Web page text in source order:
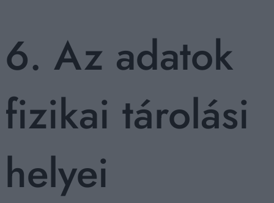
6. Az adatok
fizikai tárolási
helyei